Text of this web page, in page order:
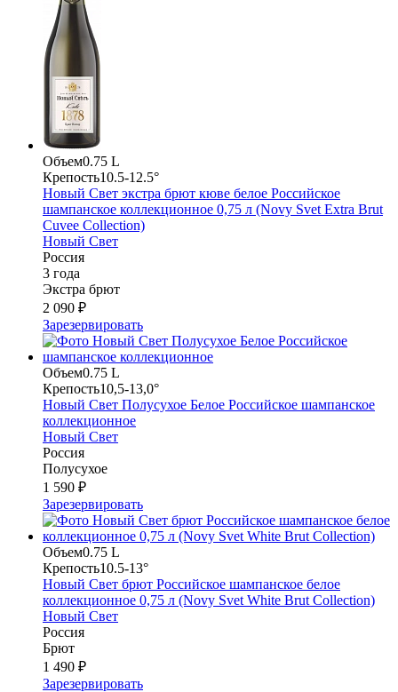
Объем0.75 L
Крепость10.5-12.5°
Новый Свет экстра брют кюве белое Российское
шампанское коллекционное 0,75 л (Novy Svet Extra Brut
Cuvee Collection)
Новый Свет
Россия
3 года
Экстра брют
2 090 ₽
Зарезервировать
Объем0.75 L
Крепость10,5-13,0°
Новый Свет Полусухое Белое Российское шампанское
коллекционное
Новый Свет
Россия
Полусухое
1 590 ₽
Зарезервировать
Объем0.75 L
Крепость10.5-13°
Новый Свет брют Российское шампанское белое
коллекционное 0,75 л (Novy Svet White Brut Collection)
Новый Свет
Россия
Брют
1 490 ₽
Зарезервировать